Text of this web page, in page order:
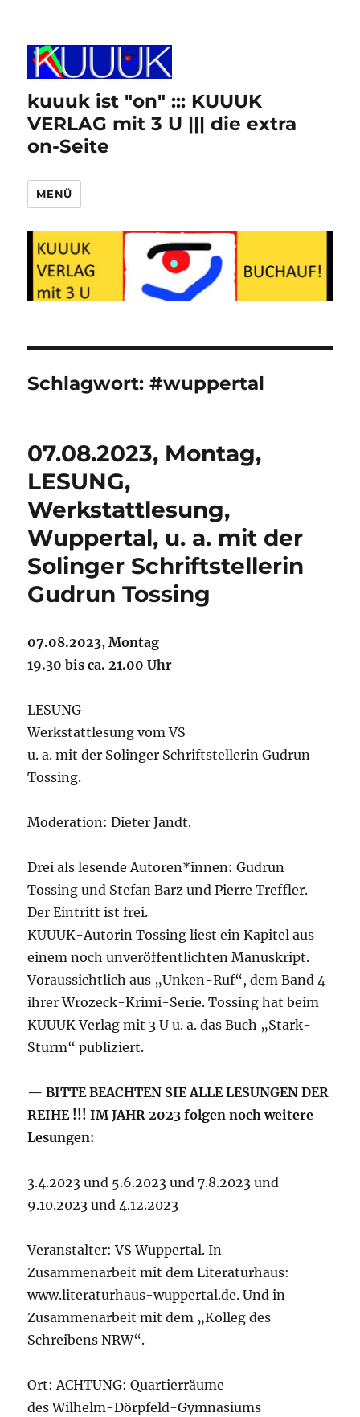
kuuuk ist "on" ::: KUUUK
VERLAG mit 3 U ||| die extra
on-Seite
MENÜ
Schlagwort:#wuppertal
07.08.2023, Montag,
LESUNG,
Werkstattlesung,
Wuppertal, u. a. mit der
Solinger Schriftstellerin
Gudrun Tossing
07.08.2023, Montag
19.30 bis ca. 21.00 Uhr
LESUNG
Werkstattlesung vom VS
u. a. mit der Solinger Schriftstellerin Gudrun
Tossing.
Moderation: Dieter Jandt.
Drei als lesende Autoren*innen: Gudrun
Tossing und Stefan Barz und Pierre Treffler.
Der Eintritt ist frei.
KUUUK-Autorin Tossing liest ein Kapitel aus
einem noch unveröffentlichten Manuskript.
Voraussichtlich aus „Unken-Ruf“, dem Band 4
ihrer Wrozeck-Krimi-Serie. Tossing hat beim
KUUUK Verlag mit 3 U u. a. das Buch „Stark-
Sturm“ publiziert.
— BITTE BEACHTEN SIE ALLE LESUNGEN DER
REIHE !!! IM JAHR 2023 folgen noch weitere
Lesungen:
3.4.2023 und 5.6.2023 und 7.8.2023 und
9.10.2023 und 4.12.2023
Veranstalter: VS Wuppertal. In
Zusammenarbeit mit dem Literaturhaus:
www.literaturhaus-wuppertal.de. Und in
Zusammenarbeit mit dem „Kolleg des
Schreibens NRW“.
Ort: ACHTUNG: Quartierräume
des Wilhelm-Dörpfeld-Gymnasiums